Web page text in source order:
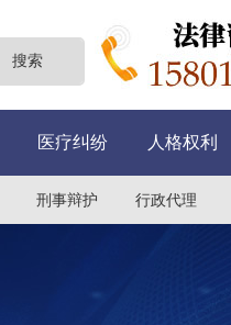
医疗纠纷 人格权利
刑事辩护 行政代理